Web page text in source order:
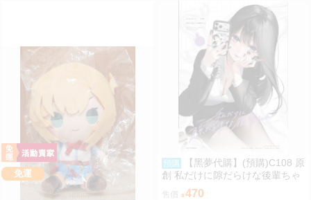
免運
預購
【黑夢代購】(預購)C108 原
創 私だけに隙だらけな後輩ちゃ
ん 社團名:saeu 繪師:saeu
售價 470